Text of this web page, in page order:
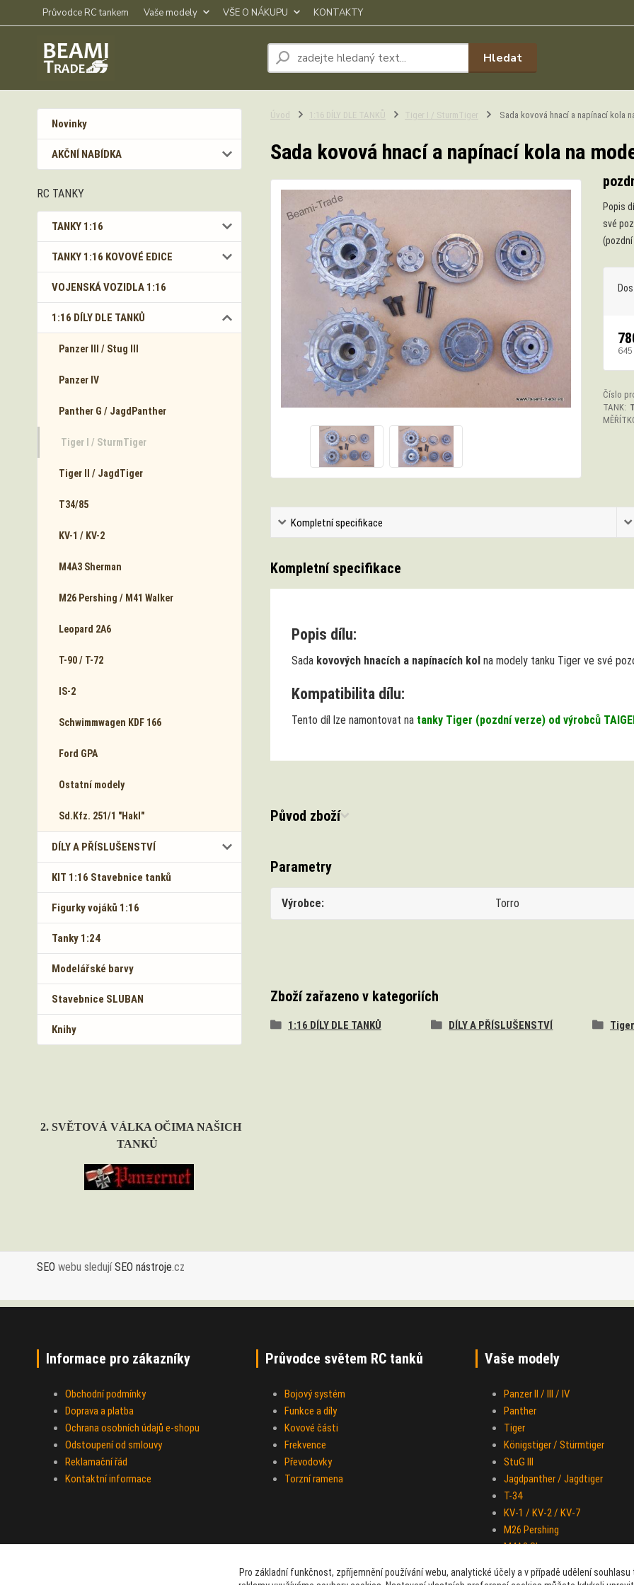
Průvodce RC tankem Vaše modely VŠE O NÁKUPU KONTAKTY
Hledat
Novinky
AKČNÍ NABÍDKA
RC TANKY
TANKY 1:16
TANKY 1:16 KOVOVÉ EDICE
VOJENSKÁ VOZIDLA 1:16
1:16 DÍLY DLE TANKŮ
Panzer III / Stug III
Panzer IV
Panther G / JagdPanther
Tiger I / SturmTiger
Tiger II / JagdTiger
T34/85
KV-1 / KV-2
M4A3 Sherman
M26 Pershing / M41 Walker
Leopard 2A6
T-90 / T-72
IS-2
Schwimmwagen KDF 166
Ford GPA
Ostatní modely
Sd.Kfz. 251/1 "Hakl"
DÍLY A PŘÍSLUŠENSTVÍ
KIT 1:16 Stavebnice tanků
Figurky vojáků 1:16
Tanky 1:24
Modelářské barvy
Stavebnice SLUBAN
Knihy
2. SVĚTOVÁ VÁLKA OČIMA NAŠICH
TANKŮ
Úvod 1:16 DÍLY DLE TANKŮ Tiger I / SturmTiger Sada kovová hnací a napínací kola
Sada kovová hnací a napínací kola na
Popis
své
(pozdní
645
Číslo
TANK:
Kompletní specifikace
Kompletní specifikace
Popis dílu:
Sada kovových hnacích a napínacích kol na modely tanku Tiger ve své
Kompatibilita dílu:
Tento díl lze namontovat na tanky Tiger (pozdní verze) od výrobců
Původ zboží
Parametry
Výrobce Torro
Zboží zařazeno v kategoriích
1:16 DÍLY DLE TANKŮ DÍLY A PŘÍSLUŠENSTVÍ
SEO webu sledujíSEO nástroje.cz
Informace pro zákazníky
Obchodní podmínky
Doprava a platba
Ochrana osobních údajů e-shopu
Odstoupení od smlouvy
Reklamační řád
Kontaktní informace
Průvodce světem RC tanků
Bojový systém
Funkce a díly
Kovové části
Frekvence
Převodovky
Torzní ramena
Vaše modely
Panzer II / III / IV
Panther
Tiger
Königstiger / Stürmtiger
StuG III
Jagdpanther / Jagdtiger
T-34
KV-1 / KV-2 / KV-7
M26 Pershing
M4A3 Sherman
Half-track M-16
Pro základní funkčnost, zpříjemnění používání webu, analytické účely a v případě udělení